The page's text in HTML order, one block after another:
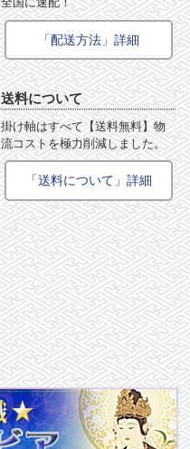
「配送方法」詳細
送料について
掛け軸はすべて【送料無料】物
流コストを極力削減しました。
「送料について」詳細